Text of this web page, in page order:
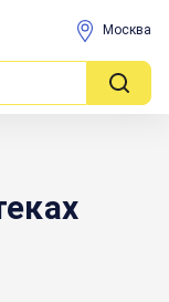
Москва